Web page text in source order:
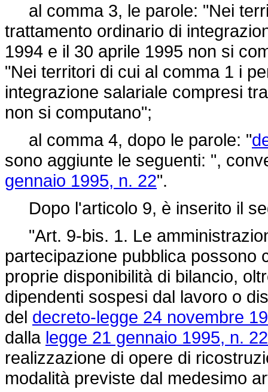
al comma 3, le parole: "Nei
trattamento ordinario di
1994 e il 30 aprile 1995 non si
"Nei territori di cui al comma 1 i
integrazione salariale compresi
non si computano";
al comma 4, dopo le parole: "
sono aggiunte le seguenti: ",
gennaio 1995, n. 22".
Dopo l'articolo 9, è inserito il
"Art. 9-bis. 1. Le
partecipazione pubblica possono
proprie disponibilità di bilancio,
dipendenti sospesi dal lavoro o
del decreto-legge 24 novembre
dalla legge 21 gennaio 1995, n. 22
realizzazione di opere di
modalità previste dal medesimo